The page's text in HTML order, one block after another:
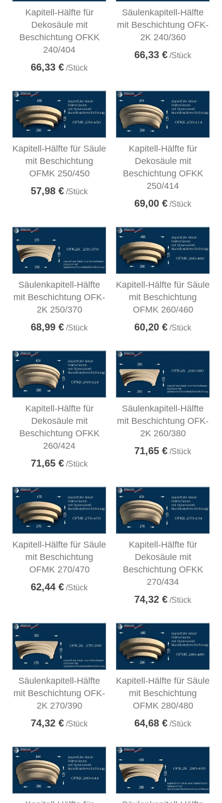
Kapitell-Hälfte für
Dekosäule mit
Beschichtung OFKK
240/404
66,33 € /Stück
Säulenkapitell-Hälfte
mit Beschichtung OFK-
2K 240/360
66,33 € /Stück
Kapitell-Hälfte für Säule
mit Beschichtung
OFMK 250/450
57,98 € /Stück
Kapitell-Hälfte für
Dekosäule mit
Beschichtung OFKK
250/414
69,00 € /Stück
Säulenkapitell-Hälfte
mit Beschichtung OFK-
2K 250/370
68,99 € /Stück
Kapitell-Hälfte für Säule
mit Beschichtung
OFMK 260/460
60,20 € /Stück
Kapitell-Hälfte für
Dekosäule mit
Beschichtung OFKK
260/424
71,65 € /Stück
Säulenkapitell-Hälfte
mit Beschichtung OFK-
2K 260/380
71,65 € /Stück
Kapitell-Hälfte für Säule
mit Beschichtung
OFMK 270/470
62,44 € /Stück
Kapitell-Hälfte für
Dekosäule mit
Beschichtung OFKK
270/434
74,32 € /Stück
Säulenkapitell-Hälfte
mit Beschichtung OFK-
2K 270/390
74,32 € /Stück
Kapitell-Hälfte für Säule
mit Beschichtung
OFMK 280/480
64,68 € /Stück